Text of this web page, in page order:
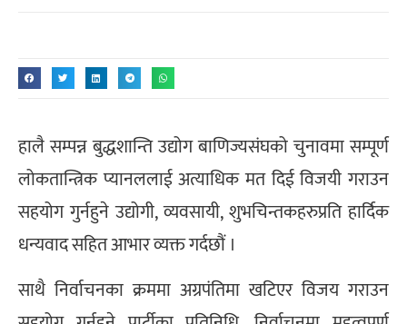
हालै सम्पन्न बुद्धशान्ति उद्योग बाणिज्यसंघको चुनावमा सम्पूर्ण
लोकतान्त्रिक प्यानललाई अत्याधिक मत दिई विजयी गराउन
सहयोग गुर्नहुने उद्योगी, व्यवसायी, शुभचिन्तकहरुप्रति हार्दिक
धन्यवाद सहित आभार व्यक्त गर्दछौं ।
साथै निर्वाचनका क्रममा अग्रपंतिमा खटिएर विजय गराउन